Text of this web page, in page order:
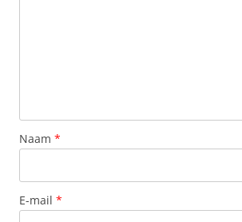
Naam *
E-mail *